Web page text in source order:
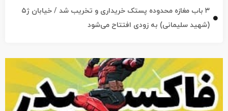
۳ باب مغازه محدوده پستک خریداری و تخریب شد / خیابان ژ۵
(شهید سلیمانی) به زودی افتتاح می‌شود